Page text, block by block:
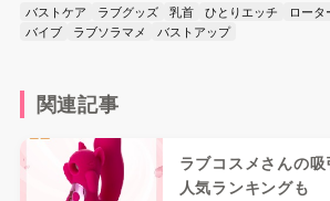
バストケア ラブグッズ 乳首 ひとりエッチ ロータ
バイブ
ラブソラマメ バストアップ
関連記事
ラブコスメさんの
人気ランキングも